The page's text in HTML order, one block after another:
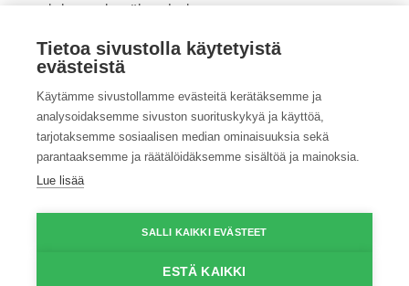
uutuuksista ensimmäisten joukossa.
Tilaa
Twitter FacebookYouTubeInstagramLinkedIn
© 2026 ProAgria. Kaikki oikeudet pidätetään.
Tietoa sivustolla käytetyistä
evästeistä
Käytämme sivustollamme evästeitä kerätäksemme ja
analysoidaksemme sivuston suorituskykyä ja käyttöä,
tarjotaksemme sosiaalisen median ominaisuuksia sekä
parantaaksemme ja räätälöidäksemme sisältöä ja mainoksia.
Lue lisää
SALLI KAIKKI EVÄSTEET
ESTÄ KAIKKI